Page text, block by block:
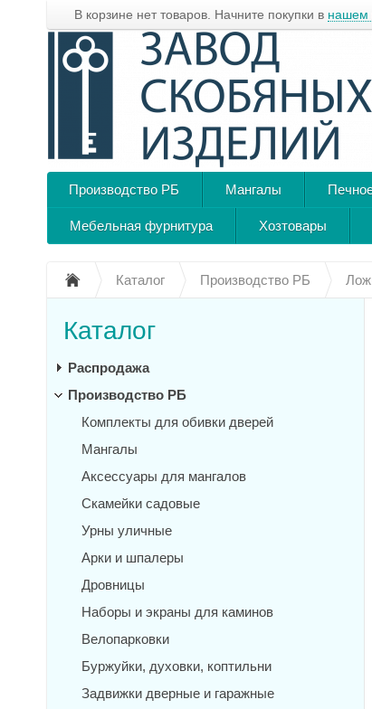
В корзине нет товаров. Начните покупки в нашем
Производство РБ Мангалы
Мебельная фурнитура Хозтовары
Каталог Производство РБ
Каталог
Распродажа
Производство РБ
Комплекты для обивки дверей
Мангалы
Аксессуары для мангалов
Скамейки садовые
Урны уличные
Арки и шпалеры
Дровницы
Наборы и экраны для каминов
Велопарковки
Буржуйки, духовки, коптильни
Задвижки дверные и гаражные